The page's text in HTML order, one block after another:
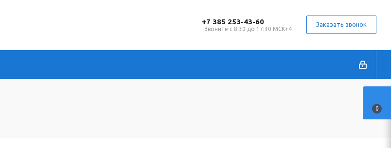
+7 385 253-43-60
Звоните с 8:30 до 17:30 МСК+4
Заказать звонок
0